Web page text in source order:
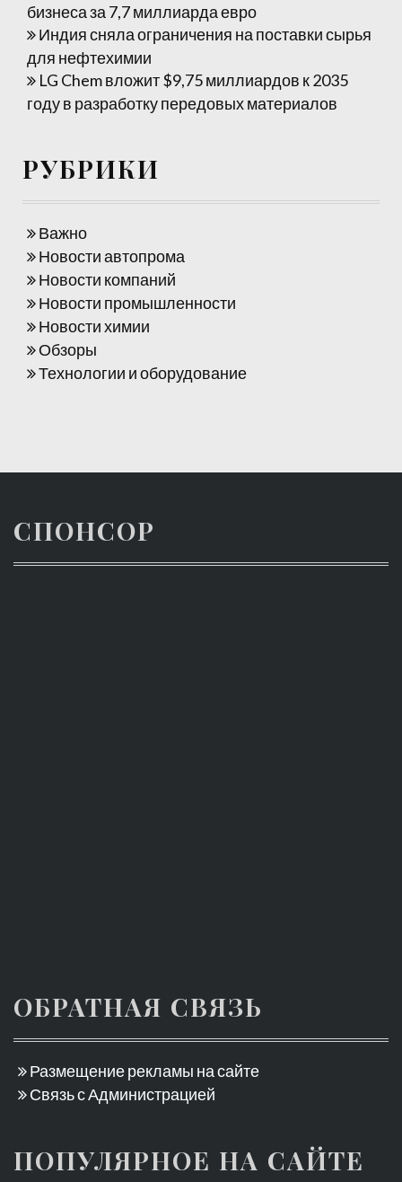
бизнеса за 7,7 миллиарда евро
Индия сняла ограничения на поставки сырья
для нефтехимии
LG Chem вложит $9,75 миллиардов к 2035
году в разработку передовых материалов
РУБРИКИ
Важно
Новости автопрома
Новости компаний
Новости промышленности
Новости химии
Обзоры
Технологии и оборудование
СПОНСОР
ОБРАТНАЯ СВЯЗЬ
Размещение рекламы на сайте
Связь с Администрацией
ПОПУЛЯРНОЕ НА САЙТЕ